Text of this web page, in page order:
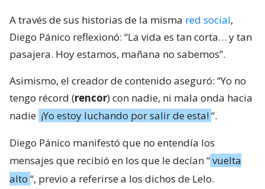
A través de sus historias de la misma red social,
Diego Pánico reflexionó: “La vida es tan corta… y tan
pasajera. Hoy estamos, mañana no sabemos”.
Asimismo, el creador de contenido aseguró: “Yo no
tengo récord (rencor) con nadie, ni mala onda hacia
nadie ¡Yo estoy luchando por salir de esta!“.
Diego Pánico manifestó que no entendía los
mensajes que recibió en los que le decían “vuelta
alto “, previo a referirse a los dichos de Lelo.